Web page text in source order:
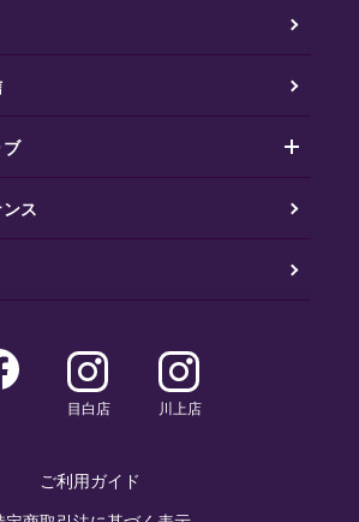
ス
目白店 川上店
ご利用ガイド